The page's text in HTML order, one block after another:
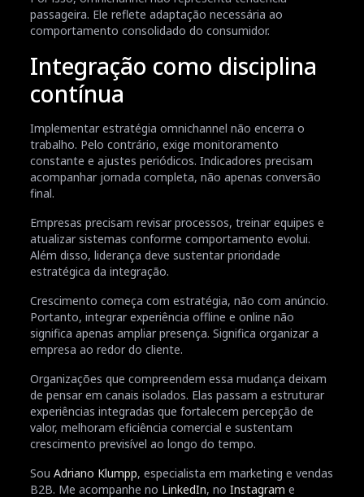
passageira. Ele reflete adaptação necessária ao
comportamento consolidado do consumidor.
Integração como disciplina
contínua
Implementar estratégia omnichannel não encerra o
trabalho. Pelo contrário, exige monitoramento
constante e ajustes periódicos. Indicadores precisam
acompanhar jornada completa, não apenas conversão
final.
Empresas precisam revisar processos, treinar equipes e
atualizar sistemas conforme comportamento evolui.
Além disso, liderança deve sustentar prioridade
estratégica da integração.
Crescimento começa com estratégia, não com anúncio.
Portanto, integrar experiência offline e online não
significa apenas ampliar presença. Significa organizar a
empresa ao redor do cliente.
Organizações que compreendem essa mudança deixam
de pensar em canais isolados. Elas passam a estruturar
experiências integradas que fortalecem percepção de
valor, melhoram eficiência comercial e sustentam
crescimento previsível ao longo do tempo.
Sou Adriano Klumpp, especialista em marketing e vendas
B2B. Me acompanhe no LinkedIn, no Instagram e